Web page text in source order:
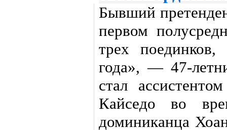
Бывший
первом
трех
года», — 47-
стал
Кайседо во
доминиканца